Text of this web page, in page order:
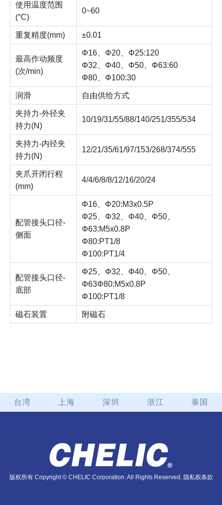
使用温度范围
(°C)
0~60
重复精度(mm) ±0.01
最高作动频度
(次/min)
Φ16、Φ20、Φ25:120
Φ32、Φ40、Φ50、Φ63:60
Φ80、Φ100:30
润滑 自由供给方式
夹持力-外径夹
持力(N)
10/19/31/55/88/140/251/355/534
夹持力-内径夹
持力(N)
12/21/35/61/97/153/268/374/555
夹爪开闭行程
(mm)
4/4/6/8/8/12/16/20/24
配管接头口径-
侧面
Φ16、Φ20:M3x0.5P
Φ25、Φ32、Φ40、Φ50、
Φ63:M5x0.8P
Φ80:PT1/8
Φ100:PT1/4
配管接头口径-
底部
Φ25、Φ32、Φ40、Φ50、
Φ63Φ80:M5x0.8P
Φ100:PT1/8
磁石装置 附磁石
台湾 上海 深圳 浙江 泰国
版权所有 Copyright © CHELIC Corporation. All Rights Reserved. 隐私权条款